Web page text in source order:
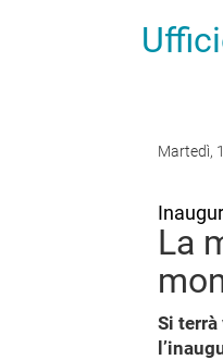
Martedì,
La
Si terrà